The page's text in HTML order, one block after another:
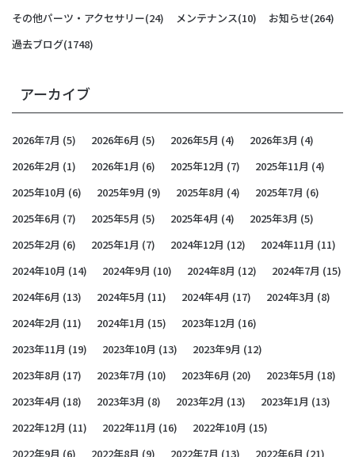
その他パーツ・アクセサリー(24) メンテナンス(10) お知らせ(264)
過去ブログ(1748)
アーカイブ
2026年7月 (5) 2026年6月 (5) 2026年5月 (4) 2026年3月 (4)
2026年2月 (1) 2026年1月 (6) 2025年12月 (7) 2025年11月 (4)
2025年10月 (6) 2025年9月 (9) 2025年8月 (4) 2025年7月 (6)
2025年6月 (7) 2025年5月 (5) 2025年4月 (4) 2025年3月 (5)
2025年2月 (6) 2025年1月 (7) 2024年12月 (12) 2024年11月 (11)
2024年10月 (14) 2024年9月 (10) 2024年8月 (12) 2024年7月 (15)
2024年6月 (13) 2024年5月 (11) 2024年4月 (17) 2024年3月 (8)
2024年2月 (11) 2024年1月 (15) 2023年12月 (16)
2023年11月 (19) 2023年10月 (13) 2023年9月 (12)
2023年8月 (17) 2023年7月 (10) 2023年6月 (20) 2023年5月 (18)
2023年4月 (18) 2023年3月 (8) 2023年2月 (13) 2023年1月 (13)
2022年12月 (11) 2022年11月 (16) 2022年10月 (15)
2022年9月 (6) 2022年8月 (9) 2022年7月 (13) 2022年6月 (21)